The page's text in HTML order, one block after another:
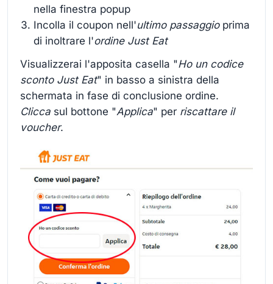
nella finestra popup
Incolla il coupon nell'ultimo passaggioprima
di inoltrare l'ordine Just Eat
Visualizzerai l'apposita casella "Ho un codice
sconto Just Eat" in basso a sinistra della
schermata in fase di conclusione ordine.
Clicca sul bottone "Applica" per riscattare il
voucher.